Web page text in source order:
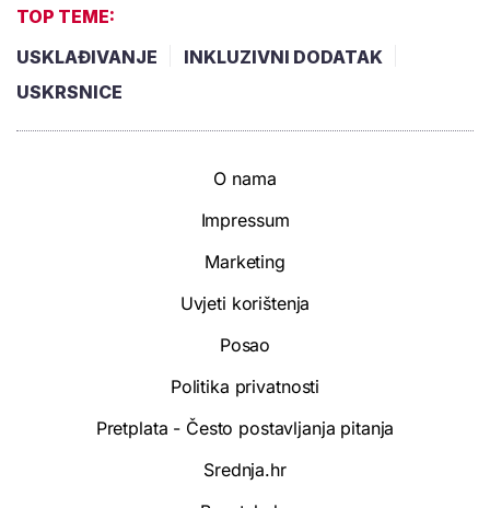
TOP TEME:
USKLAĐIVANJE
INKLUZIVNI DODATAK
USKRSNICE
O nama
Impressum
Marketing
Uvjeti korištenja
Posao
Politika privatnosti
Pretplata - Često postavljanja pitanja
Srednja.hr